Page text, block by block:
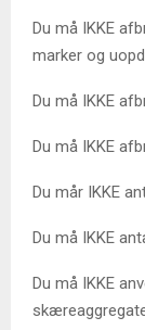
Du må IKKE
marker og
Du må IKKE
Du må IKKE
Du mår IKKE
Du må IKKE
Du må IKKE